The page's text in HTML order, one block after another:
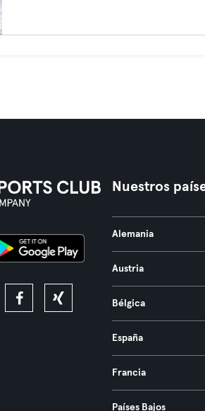
Nuestros
Alemania
Austria
Bélgica
España
Francia
Países Bajos